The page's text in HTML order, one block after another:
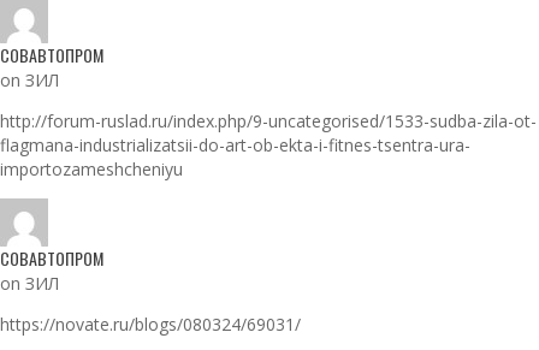
СОВАВТОПРОМ
on ЗИЛ
http://forum-ruslad.ru/index.php/9-uncategorised/1533-sudba-zila-ot-
flagmana-industrializatsii-do-art-ob-ekta-i-fitnes-tsentra-ura-
importozameshcheniyu
СОВАВТОПРОМ
on ЗИЛ
https://novate.ru/blogs/080324/69031/